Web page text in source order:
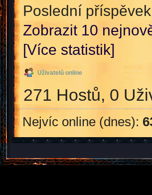
Poslední
Zobrazit 10
[Více statistik]
Uživatelů online
271 Hostů, 0
Nejvíc online (dnes):